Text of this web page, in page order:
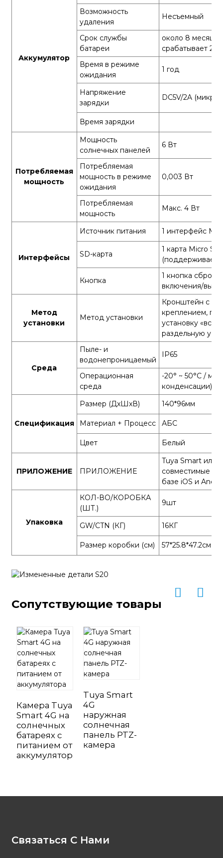
Аккумулятор
Возможность
удаления
Несъемный
Срок службы
батареи
около 8
срабатывает 20
Время в режиме
ожидания
1 год
Напряжение
зарядки
DC5V/2A (микро
Время зарядки
Потребляемая
мощность
Мощность
солнечных панелей
6 Вт
Потребляемая
мощность в режиме
ожидания
0,003 Вт
Потребляемая
мощность
Макс. 4 Вт
Интерфейсы
Источник питания 1 интерфейс
SD-карта
1 карта Micro SD
Кнопка
1 кнопка
включения/
Метод
установки
Метод установки
Кронштейн с
креплением,
установку «все
раздельную
Среда
Пыле- и
водонепроницаемый
IP65
Операционная
среда
-20° ~ 50°С /
конденсации)
Спецификация
Размер (ДxШxВ) 140*96мм
Материал + Процесс АБС
Цвет Белый
ПРИЛОЖЕНИЕ ПРИЛОЖЕНИЕ
Tuya Smart или
совместимые
базе iOS и
Упаковка
КОЛ-ВО/КОРОБКА
(ШТ.)
9шт
GW/CTN (КГ) 16КГ
Размер коробки (см) 57*25.8*47.2см
Сопутствующие товары
Камера Tuya
Smart 4G на
солнечных
батареях с
питанием от
аккумулятора
Tuya Smart
4G
наружная
солнечная
панель PTZ-
камера
Связаться С Нами